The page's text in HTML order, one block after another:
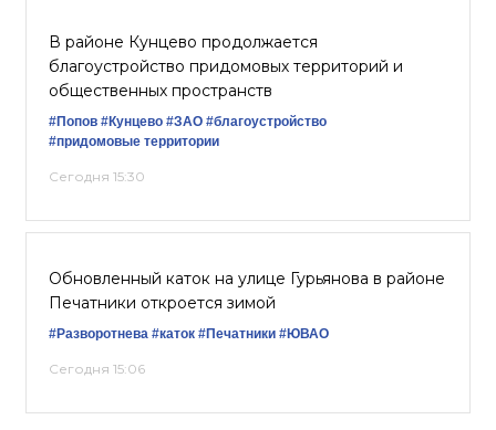
В районе Кунцево продолжается
благоустройство придомовых территорий и
общественных пространств
#Попов #Кунцево #ЗАО #благоустройство
#придомовые территории
Сегодня 15:30
Обновленный каток на улице Гурьянова в районе
Печатники откроется зимой
#Разворотнева #каток #Печатники #ЮВАО
Сегодня 15:06